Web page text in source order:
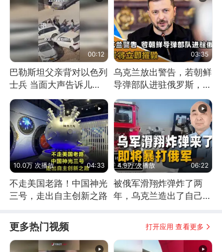
00:12
巴勒斯坦父亲背对以色列
士兵 当面大声告诉儿
子：永远不要害怕他们！
03:35
乌克兰放出警告，若朝鲜
导弹部队进驻俄罗斯，乌
军将立即摧毁
10.0万 次播放 04:33
不走美国老路！中国神光
三号，走出自主创新之路
4.9万 次播放 06:22
被俄军滑翔炸弹炸了两
年，乌克兰造出了自己
更多热门视频 打开应用 查看更多